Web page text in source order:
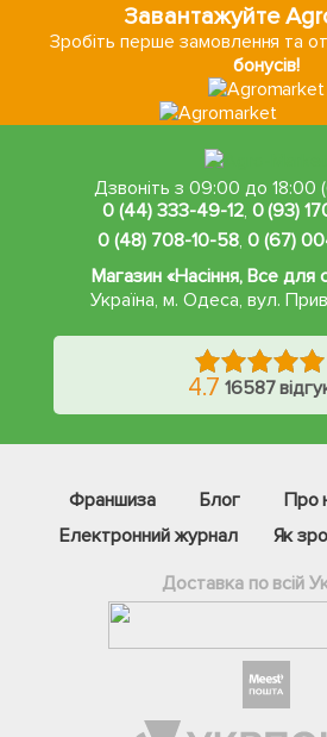
Завантажуйте
Зробіть перше замовлення та
бонусів!
Дзвоніть з 09:00 до 18:00
0 (44) 333-49-12, 0 (93)
0 (48) 708-10-58, 0 (67)
Магазин «Насіння, Все для
Україна, м. Одеса,вул.
4.7 16587
Франшиза Блог Про
Електронний журнал
Як
Доставка по всій